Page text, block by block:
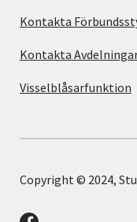
Kontakta
Kontakta
Visselblåsarfunktion
Copyright © 2024,